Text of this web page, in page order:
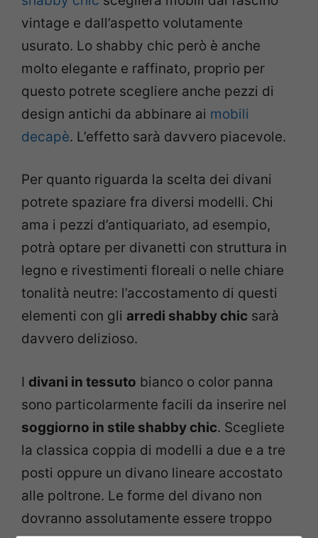
vintage e dall’aspetto volutamente
usurato. Lo shabby chic però è anche
molto elegante e raffinato, proprio per
questo potrete scegliere anche pezzi di
design antichi da abbinare ai mobili
decapè. L’effetto sarà davvero piacevole.
Per quanto riguarda la scelta dei divani
potrete spaziare fra diversi modelli. Chi
ama i pezzi d’antiquariato, ad esempio,
potrà optare per divanetti con struttura in
legno e rivestimenti floreali o nelle chiare
tonalità neutre: l’accostamento di questi
elementi con gli arredi shabby chic sarà
davvero delizioso.
I divani in tessuto bianco o color panna
sono particolarmente facili da inserire nel
soggiorno in stile shabby chic. Scegliete
la classica coppia di modelli a due e a tre
posti oppure un divano lineare accostato
alle poltrone. Le forme del divano non
dovranno assolutamente essere troppo